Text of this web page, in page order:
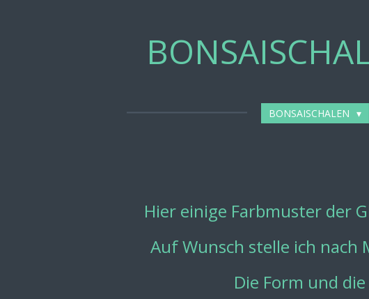
BONSAISCHALEN
Hier einige Farbmuster der
Auf Wunsch stelle ich nach
Die Form und